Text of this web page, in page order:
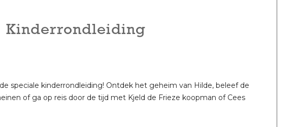
Kinderrondleiding
speciale kinderrondleiding! Ontdek het geheim van Hilde, beleef de
of ga op reis door de tijd met Kjeld de Frieze koopman of Cees